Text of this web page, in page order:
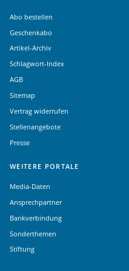
Abo bestellen
Geschenkabo
Artikel-Archiv
Schlagwort-Index
AGB
Sitemap
Vertrag widerrufen
Stellenangebote
Presse
WEITERE PORTALE
Media-Daten
Ansprechpartner
Bankverbindung
Sonderthemen
Stiftung